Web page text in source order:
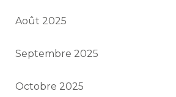
Août 2025
Septembre 2025
Octobre 2025